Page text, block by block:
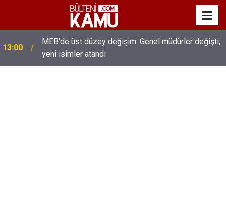
13:00
MEB’de üst düzey değişim: Genel müdürler değişti,
yeni isimler atandı